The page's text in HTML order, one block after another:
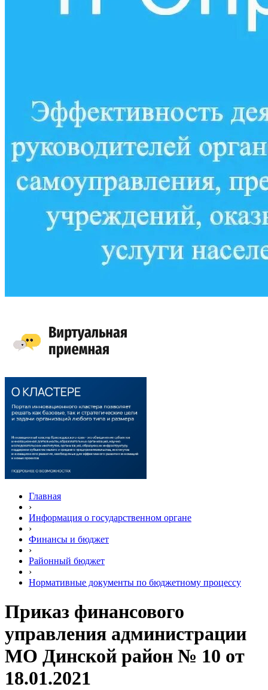
Главная
›
Информация о государственном органе
›
Финансы и бюджет
›
Районный бюджет
›
Нормативные документы по бюджетному процессу
Приказ финансового
управления администрации
МО Динской район № 10 от
18.01.2021